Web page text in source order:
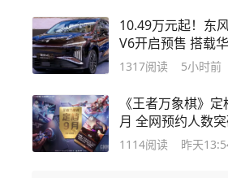
10.49万元起！东
V6开启预售 搭载
1317阅读 5小时前
《王者万象棋》
月 全网预约人数
1114阅读 昨天